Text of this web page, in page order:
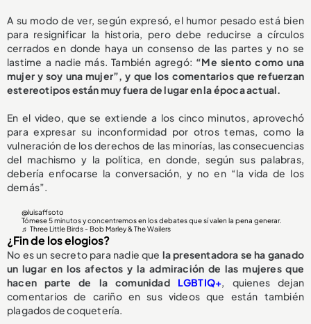
A su modo de ver, según expresó, el humor pesado está bien
para resignificar la historia, pero debe reducirse a círculos
cerrados en donde haya un consenso de las partes y no se
lastime a nadie más. También agregó: “Me siento como una
mujer y soy una mujer”, y que los comentarios que refuerzan
estereotipos están muy fuera de lugar en la época actual.
En el video, que se extiende a los cinco minutos, aprovechó
para expresar su inconformidad por otros temas, como la
vulneración de los derechos de las minorías, las consecuencias
del machismo y la política, en donde, según sus palabras,
debería enfocarse la conversación, y no en “la vida de los
demás”.
@luisaffsoto
Tómese 5 minutos y concentremos en los debates que sí valen la pena generar.
♬ Three Little Birds - Bob Marley & The Wailers
¿Fin de los elogios?
No es un secreto para nadie que la presentadora se ha ganado
un lugar en los afectos y la admiración de las mujeres que
hacen parte de la comunidad LGBTIQ+, quienes dejan
comentarios de cariño en sus videos que están también
plagados de coquetería.